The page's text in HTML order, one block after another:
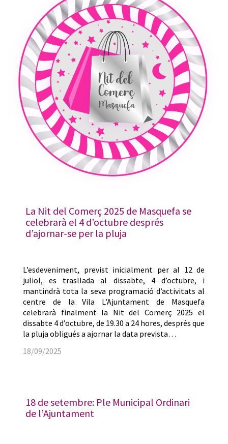
La Nit del Comerç 2025 de Masquefa se
celebrarà el 4 d’octubre després
d’ajornar-se per la pluja
L’esdeveniment, previst inicialment per al 12 de
juliol, es trasllada al dissabte, 4 d’octubre, i
mantindrà tota la seva programació d’activitats al
centre de la Vila L’Ajuntament de Masquefa
celebrarà finalment la Nit del Comerç 2025 el
dissabte 4 d’octubre, de 19.30 a 24 hores, després que
la pluja obligués a ajornar la data prevista…
18/09/2025
18 de setembre: Ple Municipal Ordinari
de l’Ajuntament